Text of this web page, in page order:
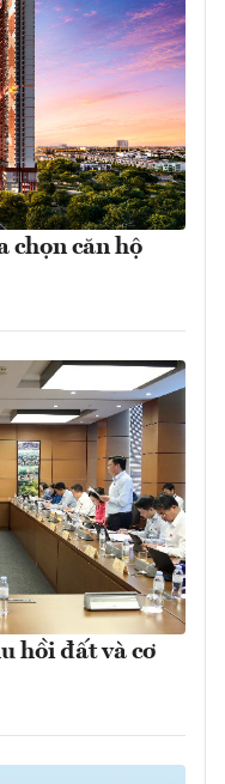
chọn căn hộ
hồi đất và cơ